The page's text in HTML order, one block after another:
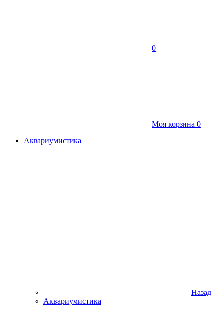
0
Моя корзина 0
Аквариумистика
Назад
Аквариумистика